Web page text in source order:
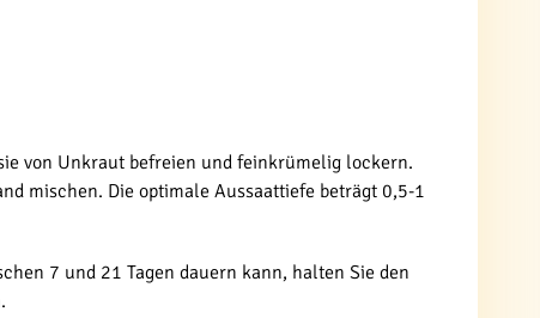
von Unkraut befreien und feinkrümelig lockern.
mischen. Die optimale Aussaattiefe beträgt 0,5-1
7 und 21 Tagen dauern kann, halten Sie den